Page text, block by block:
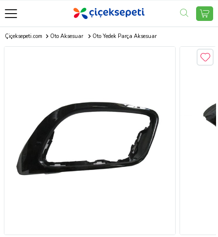
Çiçeksepeti.com Oto Aksesuar Oto Yedek Parça Aksesuar